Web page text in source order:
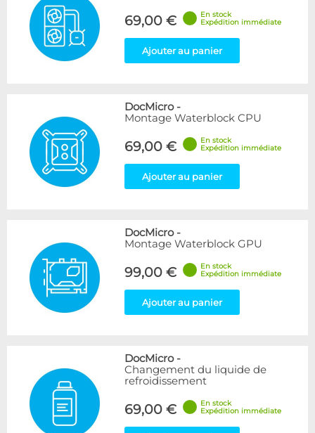
69,00 €
En stock
Expédition immédiate
Ajouter au panier
DocMicro-
Montage Waterblock CPU
69,00 €
En stock
Expédition immédiate
Ajouter au panier
DocMicro-
Montage Waterblock GPU
99,00 €
En stock
Expédition immédiate
Ajouter au panier
DocMicro-
Changement du liquide de
refroidissement
69,00 €
En stock
Expédition immédiate